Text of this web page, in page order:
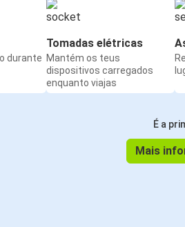
durante
Tomadas elétricas
Mantém os teus
dispositivos carregados
enquanto viajas
É a
Mais